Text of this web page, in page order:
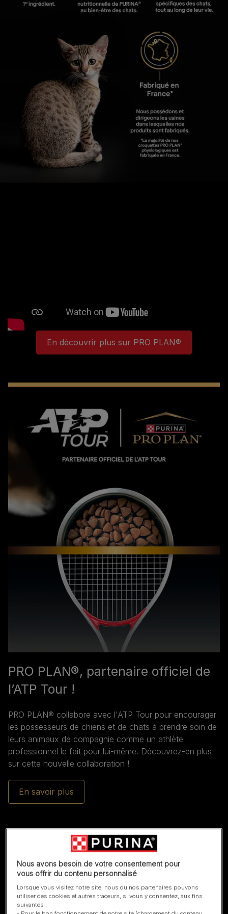
En découvrir plus sur PRO PLAN®
PRO PLAN®, partenaire officiel de
l’ATP Tour !
PRO PLAN® collabore avec l'ATP Tour pour encourager
les possesseurs de chiens et de chats à prendre soin de
leurs animaux de compagnie comme un athlète
professionnel le fait pour lui-même. Découvrez-en plus
sur cette nouvelle collaboration !
En savoir plus
Nous avons besoin de votre consentement pour
vous offrir du contenu personnalisé
Lorsque vous visitez notre site, nous ou nos partenaires pouvons
utiliser des cookies et autres traceurs, si vous y consentez, aux fins
suivantes :